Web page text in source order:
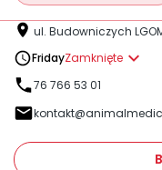
Insurance
For companies
ul. Budowniczych
FridayZamknięte
76 766 53 01